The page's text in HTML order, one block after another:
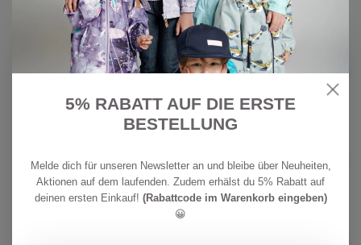
Auf Lager 39,90
REIMA
Reima Kinder Fleecejacke Kerros
Black
CHF
Aquatic Blue
Auf Lager
64,90
5% RABATT AUF DIE ERSTE
BESTELLUNG
Melde dich für unseren Newsletter an und bleibe über Neuheiten,
Aktionen auf dem laufenden. Zudem erhälst du 5% Rabatt auf
deinen ersten Einkauf! (Rabattcode im Warenkorb eingeben)
😀